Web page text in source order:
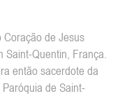
Coração de Jesus
Quentin, França.
então sacerdote da
de Saint-